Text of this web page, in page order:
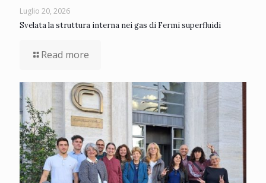
Luglio 20, 2026
Svelata la struttura interna nei gas di Fermi superfluidi
Read more